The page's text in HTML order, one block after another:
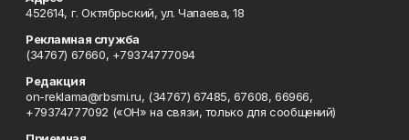
452614, г. Октябрьский, ул. Чапаева, 18
Рекламная служба
(34767) 67660, +79374777094
Редакция
on-reklama@rbsmi.ru, (34767) 67485, 67608, 66966,
+79374777092 («ОН» на связи, только для сообщений)